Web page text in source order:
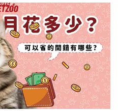
題包括咬人、啃咬家具和亂叫。
品（如咬玩具代替咬手），並在
罵更有效。社交化訓練 兩個月大
段的經驗將深刻影響未來性格。
童、戴眼鏡的人、使用拐杖的人
聲音。起初保持在安全、受控的
面社交體驗後給予獎勵，建立幼
強化 基礎訓練穩固後，可以進入
就醫！📌 貓咪拉肚子判斷步驟5：
子 1~2 次但精神好、食慾正常，
或水狀腹瀉 + 嗜睡、食慾下降、
，你可以快速判斷貓咪拉肚子的
健康！如果不確定情況，還是建
種高風險群貓咪拉肚子要小心高
貓、有慢性疾病貓，這些貓咪在
如拉肚子次數超過2次以上，就建
題貓咪皮膚問題是造成掉毛的常
搔癢，都會讓貓咪的毛髮失去健
題包括皮膚黴菌、細菌感染、疥
燥。如果發現貓咪皮膚有紅腫、
掉毛，建議盡快帶牠看獸醫哦！
會過敏？貓咪也會！貓咪可能對
至是食物中的某些成分產生過敏
眼淚，還會引起皮膚搔癢和掉毛
忽略的掉毛元兇！如果貓咪經常